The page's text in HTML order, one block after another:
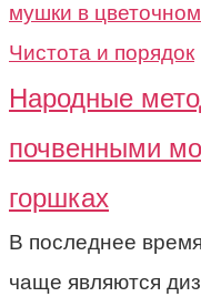
Чистота и порядок
Народные
почвенными
горшках
В последнее
чаще являются